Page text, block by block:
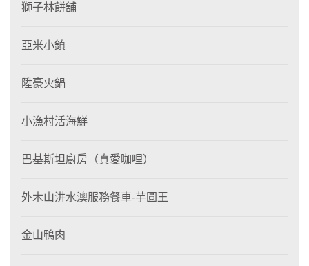
獅子林餅舖
亞米小鎮
陞豪火鍋
小漁村活海鮮
巴基斯坦廚房（真愛咖哩）
外木山汫水澳服務餐車-芋圓王
金山鴨肉